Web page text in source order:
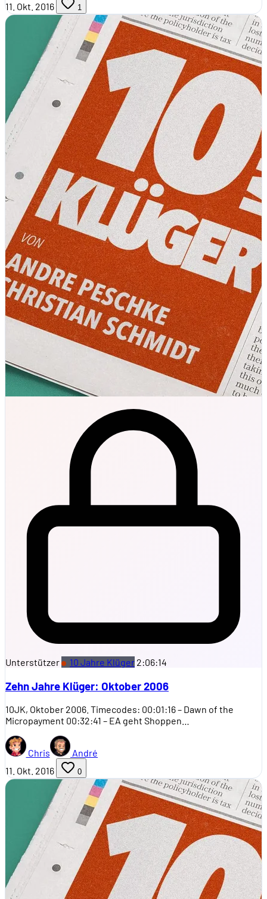
11. Okt. 2016
1
Unterstützer 10 Jahre Klüger 2:06:14
Zehn Jahre Klüger: Oktober 2006
10JK, Oktober 2006. Timecodes: 00:01:16 – Dawn of the
Micropayment 00:32:41 – EA geht Shoppen…
Chris
André
11. Okt. 2016
0